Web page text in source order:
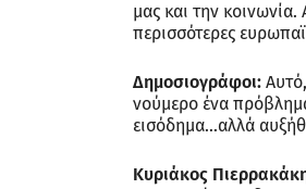
μας και την κοινωνία.
περισσότερες
Δημοσιογράφοι:
νούμερο ένα
εισόδημα…αλλά
Κυριάκος